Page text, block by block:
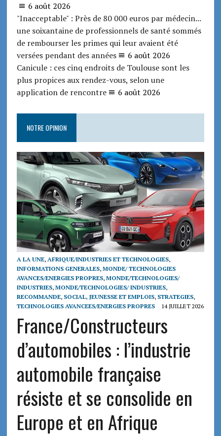
6 août 2026
"Inacceptable" : Près de 80 000 euros par médecin...
une soixantaine de professionnels de santé sommés
de rembourser les primes qui leur avaient été
versées pendant des années
6 août 2026
Canicule : ces cinq endroits de Toulouse sont les
plus propices aux rendez-vous, selon une
application de rencontre
6 août 2026
NOTRE OPINION
A LA UNE, AFRIQUE/INDUSTRIES ET TECHNOLOGIES,
INFORMATIONS GENERALES, MONDE/ TECHNOLOGIES
AVANCES/ENERGIES PROPRES, MONDE/TECHNOLOGIES/
INDUSTRIES, MONDE/TECHNOLOGIES/ INDUSTRIES,
RECOMMANDE, SOCIAL, JEUNESSE ET EMPLOIS, STRATEGIES,
TECHNOLOGIES AVANCEES/ENERGIES PROPRES
14 JUILLET 2026
France/Constructeurs
d’automobiles : l’industrie
automobile française
résiste et se consolide en
Europe et en Afrique